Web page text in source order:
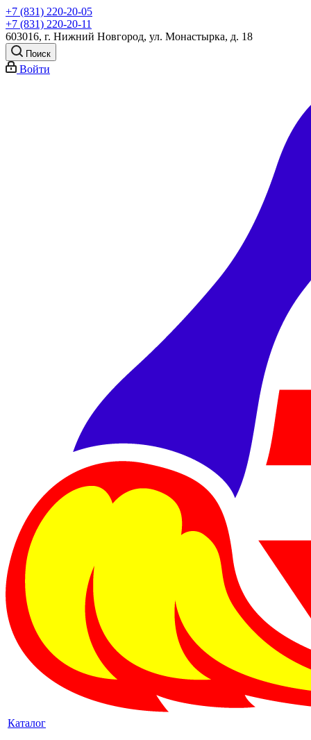
+7 (831) 220-20-05
+7 (831) 220-20-11
603016, г. Нижний Новгород, ул. Монастырка, д. 18
Поиск
Войти
Каталог